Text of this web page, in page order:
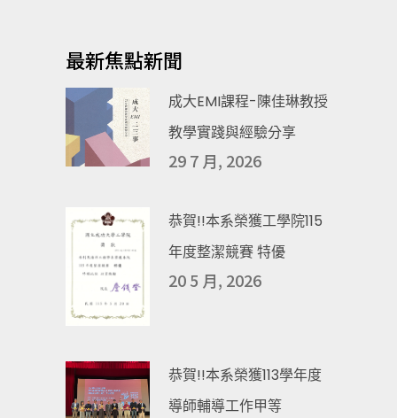
最新焦點新聞
成大EMI課程-陳佳琳教授
教學實踐與經驗分享
29 7 月, 2026
恭賀!!本系榮獲工學院115
年度整潔競賽 特優
20 5 月, 2026
恭賀!!本系榮獲113學年度
導師輔導工作甲等